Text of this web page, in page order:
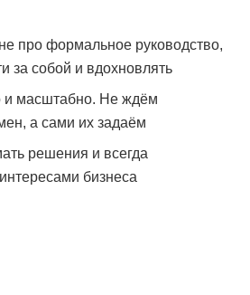
про формальное руководство,
за собой и вдохновлять
масштабно. Не ждём
а сами их задаём
решения и всегда
бизнеса